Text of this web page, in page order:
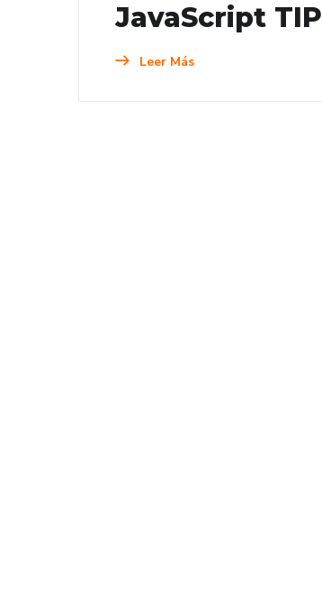
JavaScript TIP
Leer Más